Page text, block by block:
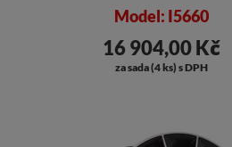
Model: I5660
16 904,00 Kč
za sada (4 ks) s DPH